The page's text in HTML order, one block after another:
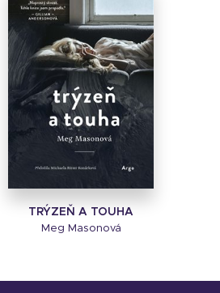
TRÝZEŇ A TOUHA
Meg Masonová